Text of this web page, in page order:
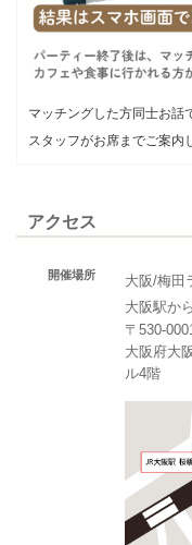
マッチングした方同士お話
スタッフがお席までご案内
アクセス
開催場所
大阪/梅田
大阪駅か
〒530-
大阪府大
ル4階